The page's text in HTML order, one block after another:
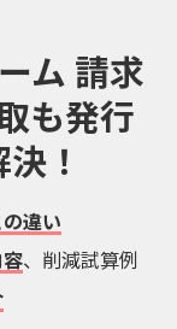
ム 請求
も発行
！
違い
、削減試算例